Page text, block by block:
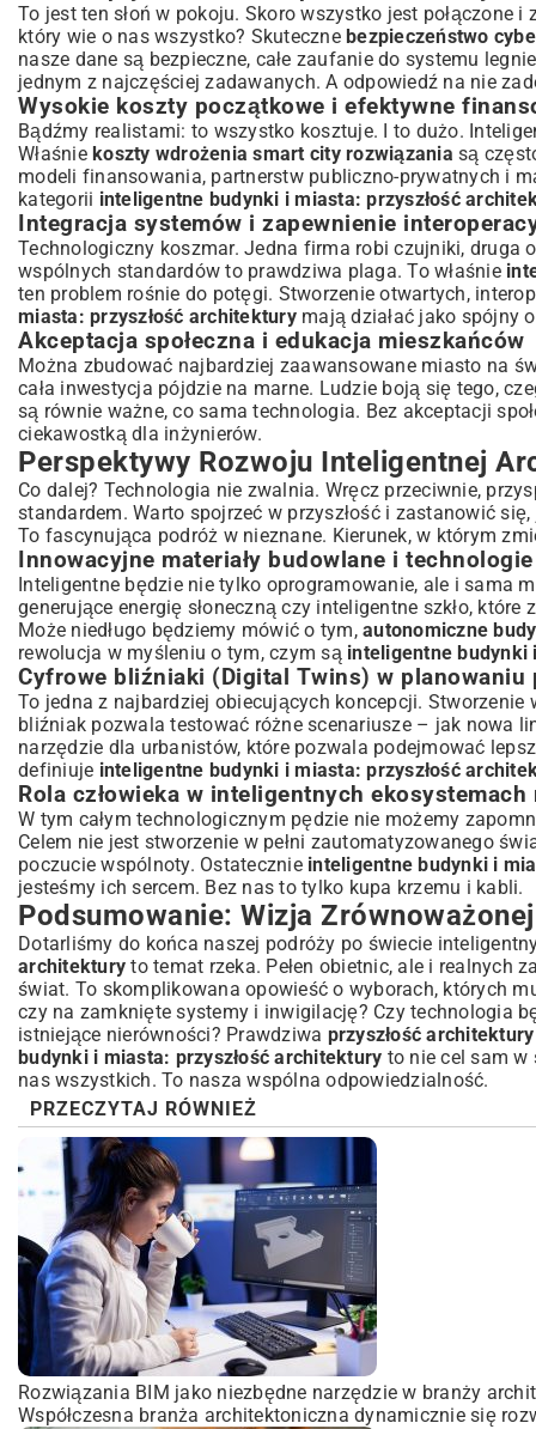
To jest ten słoń w pokoju. Skoro wszystko jest
który wie o nas wszystko? Skuteczne bezpieczeństwo
nasze dane są bezpieczne, całe zaufanie do systemu
jednym z najczęściej zadawanych. A odpowiedź na nie
Wysokie koszty początkowe i efektywne
Bądźmy realistami: to wszystko kosztuje. I to dużo.
Właśnie koszty wdrożenia smart city rozwiązania są
modeli finansowania, partnerstw publiczno-prywatnych i
kategorii inteligentne budynki i miasta: przyszłość
Integracja systemów i zapewnienie
Technologiczny koszmar. Jedna firma robi czujniki, druga
wspólnych standardów to prawdziwa plaga. To właśnie
ten problem rośnie do potęgi. Stworzenie otwartych,
miasta: przyszłość architekturymają działać jako spójny
Akceptacja społeczna i edukacja mieszkańców
Można zbudować najbardziej zaawansowane miasto na
cała inwestycja pójdzie na marne. Ludzie boją się tego,
są równie ważne, co sama technologia. Bez akceptacji
ciekawostką dla inżynierów.
Perspektywy Rozwoju Inteligentnej
Co dalej? Technologia nie zwalnia. Wręcz przeciwnie,
standardem. Warto spojrzeć w przyszłość i zastanowić
To fascynująca podróż w nieznane. Kierunek, w którym
Innowacyjne materiały budowlane i
Inteligentne będzie nie tylko oprogramowanie, ale i sama
generujące energię słoneczną czy inteligentne szkło,
Może niedługo będziemy mówić o tym, autonomiczne
rewolucja w myśleniu o tym, czym są inteligentne budynki
Cyfrowe bliźniaki (Digital Twins) w planowaniu
To jedna z najbardziej obiecujących koncepcji.
bliźniak pozwala testować różne scenariusze – jak nowa
narzędzie dla urbanistów, które pozwala podejmować
definiuje inteligentne budynki i miasta: przyszłość
Rola człowieka w inteligentnych
W tym całym technologicznym pędzie nie możemy
Celem nie jest stworzenie w pełni zautomatyzowanego
poczucie wspólnoty. Ostatecznie inteligentne budynki i
jesteśmy ich sercem. Bez nas to tylko kupa krzemu i kabli.
Podsumowanie: Wizja
Dotarliśmy do końca naszej podróży po świecie
architektury to temat rzeka. Pełen obietnic, ale i realnych
świat. To skomplikowana opowieść o wyborach, których
czy na zamknięte systemy i inwigilację? Czy technologia
istniejące nierówności? Prawdziwa przyszłość
budynki i miasta: przyszłość architektury to nie cel sam w
nas wszystkich. To nasza wspólna odpowiedzialność.
PRZECZYTAJ RÓWNIEŻ
Rozwiązania BIM jako niezbędne narzędzie w branży
Współczesna branża architektoniczna dynamicznie się